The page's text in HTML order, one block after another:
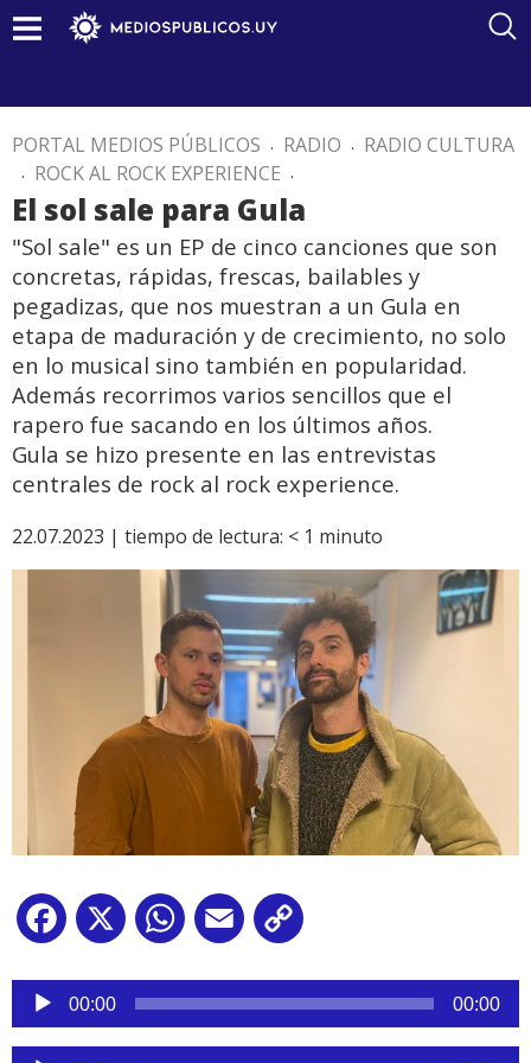
PORTAL MEDIOS PÚBLICOS . RADIO . RADIO CULTURA
. ROCK AL ROCK EXPERIENCE .
El sol sale para Gula
"Sol sale" es un EP de cinco canciones que son
concretas, rápidas, frescas, bailables y
pegadizas, que nos muestran a un Gula en
etapa de maduración y de crecimiento, no solo
en lo musical sino también en popularidad.
Además recorrimos varios sencillos que el
rapero fue sacando en los últimos años.
Gula se hizo presente en las entrevistas
centrales de rock al rock experience.
22.07.2023 | tiempo de lectura: < 1 minuto
Facebook
X WhatsApp
Email
Reproductor
audio
00:00 00:00